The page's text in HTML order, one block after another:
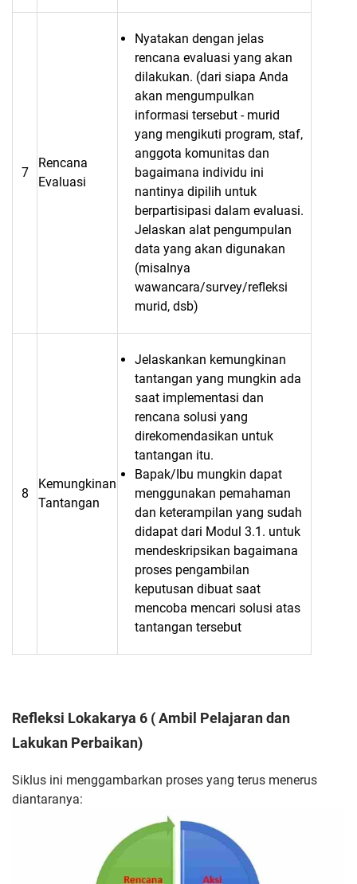
7
Rencana
Evaluasi
Nyatakan dengan jelas
rencana evaluasi yang akan
dilakukan. (dari siapa Anda
akan mengumpulkan
informasi tersebut - murid
yang mengikuti program, staf,
anggota komunitas dan
bagaimana individu ini
nantinya dipilih untuk
berpartisipasi dalam evaluasi.
Jelaskan alat pengumpulan
data yang akan digunakan
(misalnya
wawancara/survey/refleksi
murid, dsb)
8
Kemungkinan
Tantangan
Jelaskankan kemungkinan
tantangan yang mungkin ada
saat implementasi dan
rencana solusi yang
direkomendasikan untuk
tantangan itu.
Bapak/Ibu mungkin dapat
menggunakan pemahaman
dan keterampilan yang sudah
didapat dari Modul 3.1. untuk
mendeskripsikan bagaimana
proses pengambilan
keputusan dibuat saat
mencoba mencari solusi atas
tantangan tersebut
Refleksi Lokakarya 6 ( Ambil Pelajaran dan
Lakukan Perbaikan)
Siklus ini menggambarkan proses yang terus menerus
diantaranya: